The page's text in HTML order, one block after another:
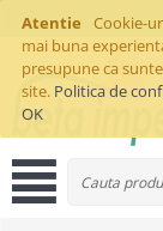
Atentie
Cookie-
mai buna
presupune ca
site. Politica de
OK